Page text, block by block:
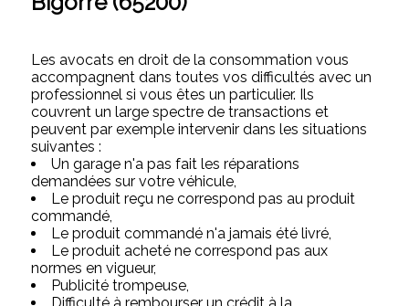
Les avocats en droit de la consommation vous
accompagnent dans toutes vos difficultés avec un
professionnel si vous êtes un particulier. Ils
couvrent un large spectre de transactions et
peuvent par exemple intervenir dans les situations
suivantes :
Un garage n'a pas fait les réparations
demandées sur votre véhicule,
Le produit reçu ne correspond pas au produit
commandé,
Le produit commandé n'a jamais été livré,
Le produit acheté ne correspond pas aux
normes en vigueur,
Publicité trompeuse,
Difficulté à rembourser un crédit à la